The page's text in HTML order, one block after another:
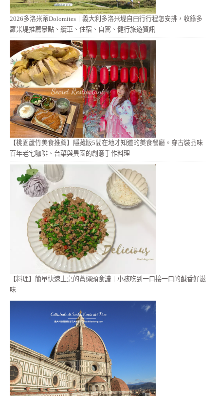
2026多洛米蒂Dolomites｜義大利多洛米堤自由行行程怎安排，收錄多
羅米堤推薦景點、纜車、住宿、自駕、健行旅遊資訊
【桃園蘆竹美食推薦】隱藏版5間在地才知道的美食餐廳。穿古裝品味
百年老宅咖啡、台菜與異國的創意手作料理
【料理】簡單快速上桌的蒼蠅頭食譜｜小孩吃到一口接一口的鹹香好滋
味